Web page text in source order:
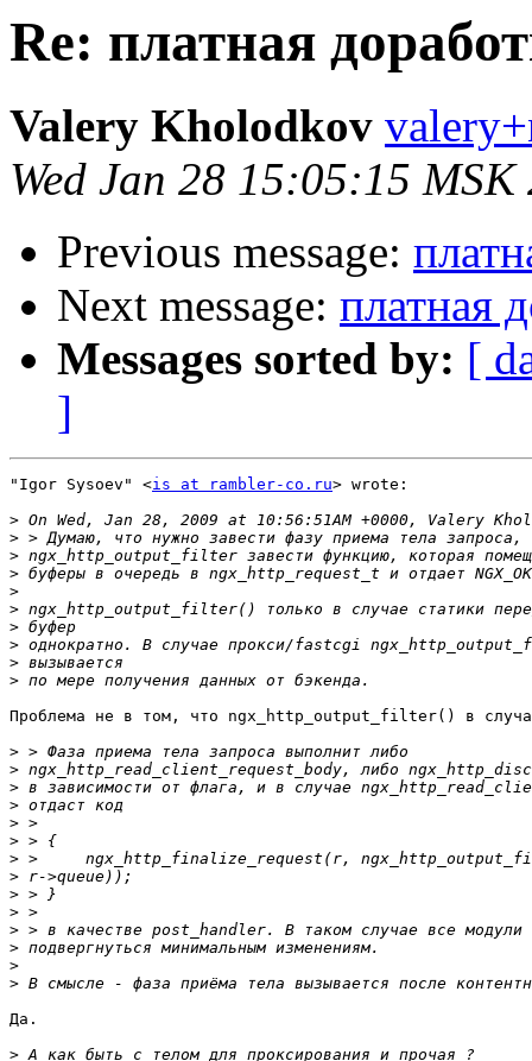
Re: платная
Valery Kholodkov
Wed Jan 28 15:05:15 MSK
Previous message:
Next message: платная
Messages sorted by: [
]
"Igor Sysoev" <is at rambler-co.ru> wrote:
>
>
>
>
>
>
>
>
>
>
Проблема не в том, что ngx_http_output_filter() в случае
>
>
>
>
>
>
>
>
>
>
>
>
>
>
Да.
>